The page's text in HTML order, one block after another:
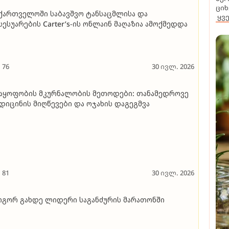
საბავშვო ტანსაცმლისა და
Carter’s-ის ონლაინ მაღაზია ამოქმედდა
76 30 ივლ. 2026
მკურნალობის მეთოდები: თანამედროვე
მიღწევები და ოჯახის დაგეგმვა
81 30 ივლ. 2026
გახდე ლიდერი საგანძურის მარათონში